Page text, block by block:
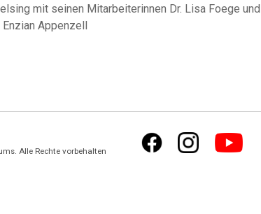
mit seinen Mitarbeiterinnen Dr. Lisa Foege
Appenzell
Alle Rechte vorbehalten